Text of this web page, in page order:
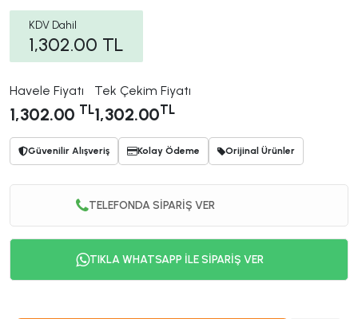
KDV Dahil
1,302.00 TL
Havele Fiyatı
1,302.00 TL
Tek Çekim Fiyatı
1,302.00TL
Güvenilir Alışveriş Kolay Ödeme Orijinal Ürünler
TELEFONDA SİPARİŞ VER
TIKLA WHATSAPP İLE SİPARİŞ VER